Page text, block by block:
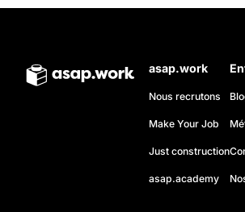
asap.work
Nous recrutons
Make Your Job
Just construction
asap.academy